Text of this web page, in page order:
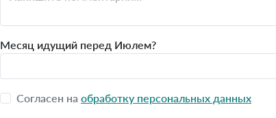
Месяц идущий перед Июлем?
Согласен на обработку персональных данных